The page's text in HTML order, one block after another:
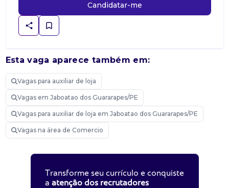
Candidatar-me
Esta vaga aparece também em:
Vagas para auxiliar de loja
Vagas em Jaboatao dos Guararapes/PE
Vagas para auxiliar de loja em Jaboatao dos Guararapes/PE
Vagas na área de Comercio
Transforme seu currículo e conquiste
a atenção dos recrutadores